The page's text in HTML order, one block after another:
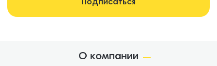
О компании